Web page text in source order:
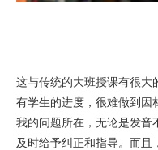
这与传统的大班授课有很大
有学生的进度，很难做到因
我的问题所在，无论是发音
及时给予纠正和指导。而且